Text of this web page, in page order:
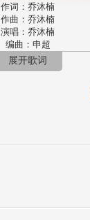
作词：乔沐楠
作曲：乔沐楠
演唱：乔沐楠
编曲：申超
流离之后的我们
失在喧嚣的人潮
所有你我一起逃
着对方的呼吸
展开歌词